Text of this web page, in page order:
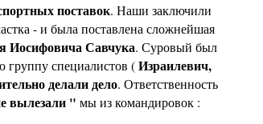
поставок. Наши заключили
- и была поставлена сложнейшая
Иосифовича Савчука. Суровый был
группу специалистов (Израилевич,
делали дело. Ответственность
вылезали " мы из командировок :